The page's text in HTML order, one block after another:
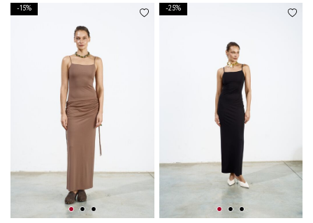
-15% -25%